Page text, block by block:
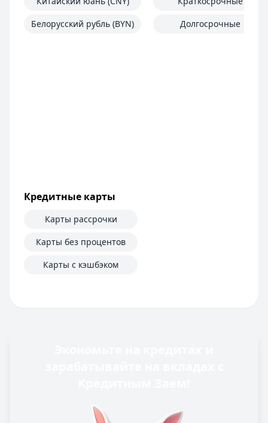
Белорусский рубль (BYN)
Долгосрочные
Кредитные карты
Карты рассрочки
Карты без процентов
Карты с кэшбэком